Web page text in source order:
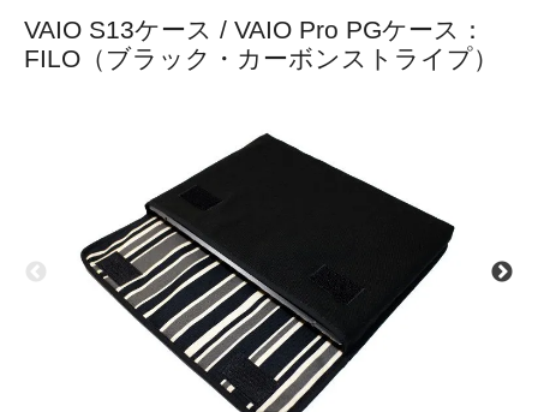
VAIO S13ケース / VAIO Pro PGケース：
FILO（ブラック・カーボンストライプ）